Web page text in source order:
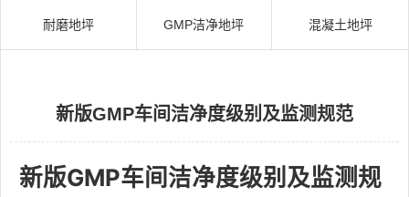
耐磨地坪 GMP洁净地坪 混凝土地坪
新版GMP车间洁净度级别及监测规范
新版GMP车间洁净度级别及监测规